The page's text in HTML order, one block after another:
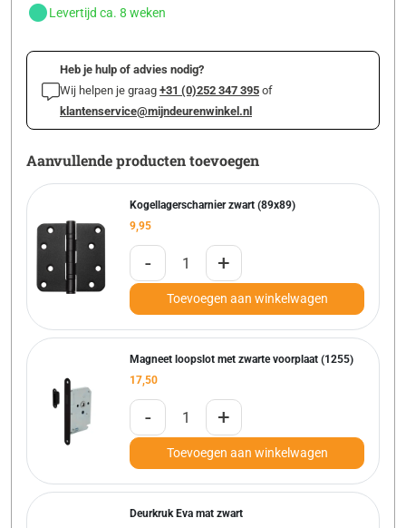
Levertijd ca. 8 weken
Heb je hulp of advies nodig?
Wij helpen je graag +31 (0)252 347 395 of
klantenservice@mijndeurenwinkel.nl
Aanvullende producten toevoegen
Kogellagerscharnier zwart (89x89)
9,95
- +
Toevoegen aan winkelwagen
Magneet loopslot met zwarte voorplaat (1255)
17,50
- +
Toevoegen aan winkelwagen
Deurkruk Eva mat zwart